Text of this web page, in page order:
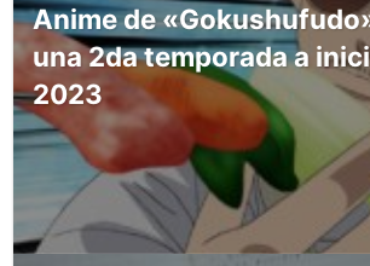
Anime de
una 2da temporada a
2023